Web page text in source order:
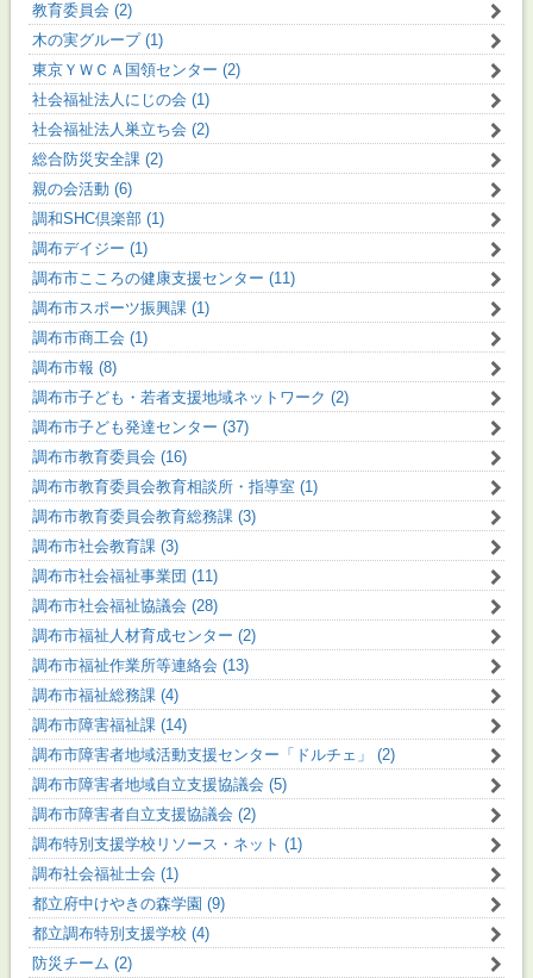
教育委員会 (2)
木の実グループ (1)
東京ＹＷＣＡ国領センター (2)
社会福祉法人にじの会 (1)
社会福祉法人巣立ち会 (2)
総合防災安全課 (2)
親の会活動 (6)
調和SHC倶楽部 (1)
調布デイジー (1)
調布市こころの健康支援センター (11)
調布市スポーツ振興課 (1)
調布市商工会 (1)
調布市報 (8)
調布市子ども・若者支援地域ネットワーク (2)
調布市子ども発達センター (37)
調布市教育委員会 (16)
調布市教育委員会教育相談所・指導室 (1)
調布市教育委員会教育総務課 (3)
調布市社会教育課 (3)
調布市社会福祉事業団 (11)
調布市社会福祉協議会 (28)
調布市福祉人材育成センター (2)
調布市福祉作業所等連絡会 (13)
調布市福祉総務課 (4)
調布市障害福祉課 (14)
調布市障害者地域活動支援センター「ドルチェ」 (2)
調布市障害者地域自立支援協議会 (5)
調布市障害者自立支援協議会 (2)
調布特別支援学校リソース・ネット (1)
調布社会福祉士会 (1)
都立府中けやきの森学園 (9)
都立調布特別支援学校 (4)
防災チーム (2)